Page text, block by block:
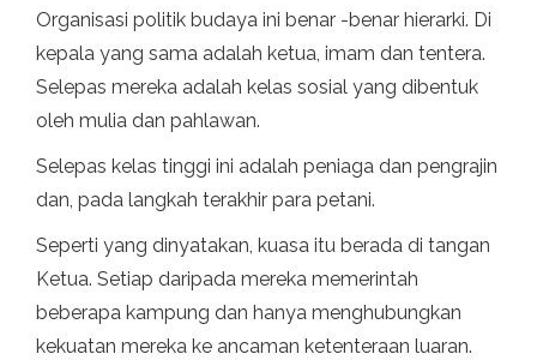
Organisasi politik budaya ini benar -benar hierarki. Di
kepala yang sama adalah ketua, imam dan tentera.
Selepas mereka adalah kelas sosial yang dibentuk
oleh mulia dan pahlawan.
Selepas kelas tinggi ini adalah peniaga dan pengrajin
dan, pada langkah terakhir para petani.
Seperti yang dinyatakan, kuasa itu berada di tangan
Ketua. Setiap daripada mereka memerintah
beberapa kampung dan hanya menghubungkan
kekuatan mereka ke ancaman ketenteraan luaran.